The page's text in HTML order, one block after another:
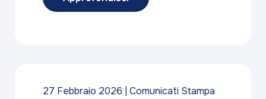
27 Febbraio 2026 Comunicati Stampa